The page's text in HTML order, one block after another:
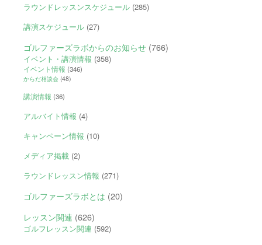
ラウンドレッスンスケジュール(285)
講演スケジュール(27)
ゴルファーズラボからのお知らせ(766)
イベント・講演情報 (358)
イベント情報 (346)
からだ相談会(48)
講演情報 (36)
アルバイト情報 (4)
キャンペーン情報 (10)
メディア掲載(2)
ラウンドレッスン情報 (271)
ゴルファーズラボとは (20)
レッスン関連 (626)
ゴルフレッスン関連 (592)